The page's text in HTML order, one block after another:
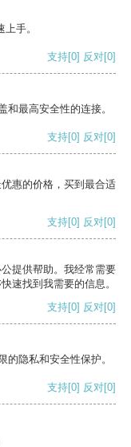
手。
支持[0] 反对[0]
最高安全性的连接。
支持[0] 反对[0]
惠的价格，买到最合适
支持[0] 反对[0]
提供帮助。我经常需要
速找到我需要的信息。
支持[0] 反对[0]
隐私和安全性保护。
支持[0] 反对[0]